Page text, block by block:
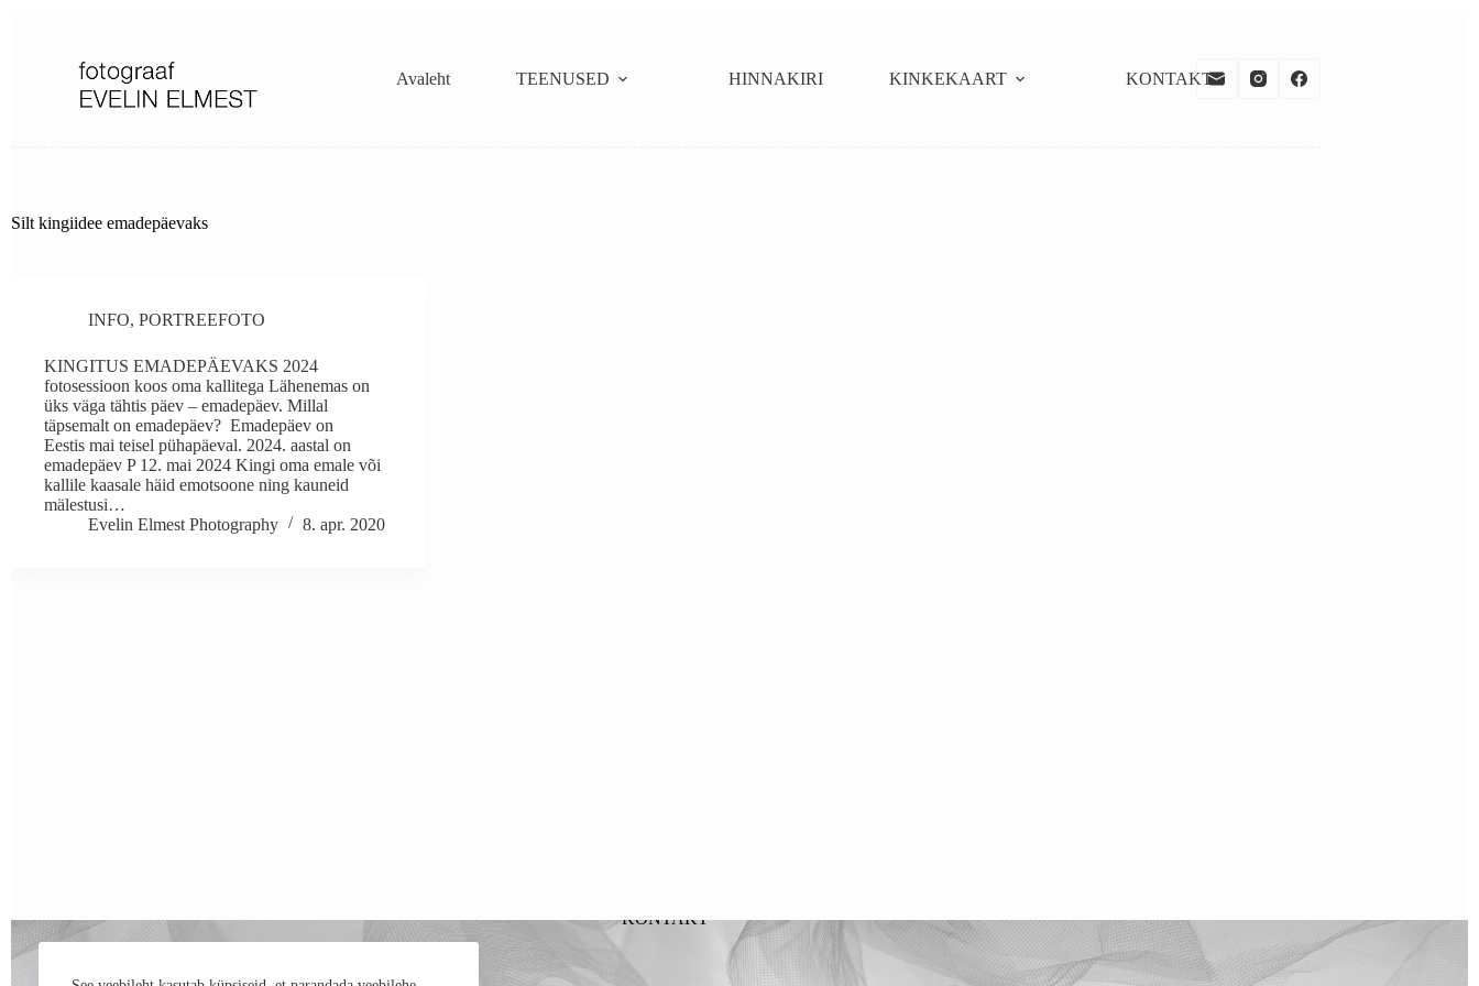
Avaleht TEENUSED HINNAKIRI KINKEKAART KONTAKT
Silt kingiidee emadepäevaks
INFO, PORTREEFOTO
KINGITUS EMADEPÄEVAKS 2024
fotosessioon koos oma kallitega Lähenemas on
üks väga tähtis päev – emadepäev. Millal
täpsemalt on emadepäev? Emadepäev on
Eestis mai teisel pühapäeval. 2024. aastal on
emadepäev P 12. mai 2024 Kingi oma emale või
kallile kaasale häid emotsoone ning kauneid
mälestusi…
Evelin Elmest Photography
8. apr. 2020
KONTAKT